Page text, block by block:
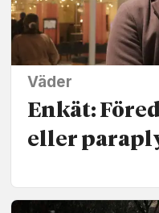
Väder
Enkät:
eller